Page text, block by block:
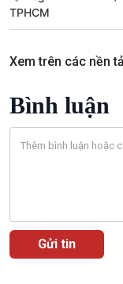
TPHCM
Xem trên các nền
Bình luận